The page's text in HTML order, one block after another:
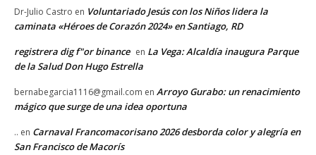
Dr-Julio Castro en Voluntariado Jesús con los Niños lidera la
caminata «Héroes de Corazón 2024» en Santiago, RD
registrera dig f"or binance en La Vega: Alcaldía inaugura Parque
de la Salud Don Hugo Estrella
bernabegarcia1116@gmail.com en Arroyo Gurabo: un renacimiento
mágico que surge de una idea oportuna
.. en Carnaval Francomacorisano 2026 desborda color y alegría en
San Francisco de Macorís